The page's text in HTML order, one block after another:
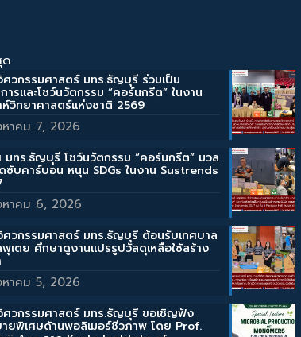
ด
วกรรมศาสตร์ มทร.ธัญบุรี ร่วมเป็น
ารและโชว์นวัตกรรม “คอร์นกรีต” ในงาน
วิทยาศาสตร์แห่งชาติ 2569
าคม 7, 2026
มทร.ธัญบุรี โชว์นวัตกรรม “คอร์นกรีต” มวล
ซับคาร์บอน หนุน SDGs ในงาน Sustrends
าคม 6, 2026
วกรรมศาสตร์ มทร.ธัญบุรี ต้อนรับเทศบาล
เตย ศึกษาดูงานแปรรูปวัสดุเหลือใช้สร้าง
าคม 5, 2026
ศวกรรมศาสตร์ มทร.ธัญบุรี ขอเชิญฟัง
ยพิเศษด้านพอลิเมอร์ชีวภาพ โดย Prof.